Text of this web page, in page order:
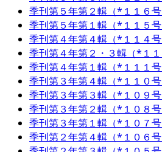
季刊第５年第２輯（*１１６号
季刊第５年第１輯（*１１５号
季刊第４年第４輯（*１１４
季刊第４年第２・３輯（*１１
季刊第４年第１輯（*１１１号
季刊第３年第４輯（*１１０号
季刊第３年第３輯（*１０９号
季刊第３年第２輯（*１０８号
季刊第３年第１輯（*１０７号
季刊第２年第４輯（*１０６